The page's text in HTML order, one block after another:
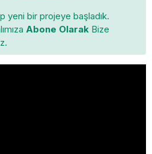
yeni bir projeye başladık.
Abone Olarak Bize